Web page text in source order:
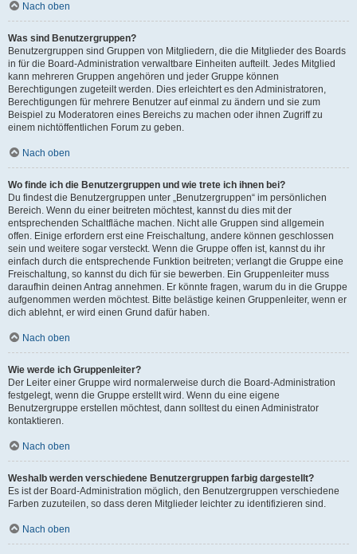
Nach oben
Was sind Benutzergruppen?
Benutzergruppen sind Gruppen von Mitgliedern, die die Mitglieder des Boards
in für die Board-Administration verwaltbare Einheiten aufteilt. Jedes Mitglied
kann mehreren Gruppen angehören und jeder Gruppe können
Berechtigungen zugeteilt werden. Dies erleichtert es den Administratoren,
Berechtigungen für mehrere Benutzer auf einmal zu ändern und sie zum
Beispiel zu Moderatoren eines Bereichs zu machen oder ihnen Zugriff zu
einem nichtöffentlichen Forum zu geben.
Nach oben
Wo finde ich die Benutzergruppen und wie trete ich ihnen bei?
Du findest die Benutzergruppen unter „Benutzergruppen“ im persönlichen
Bereich. Wenn du einer beitreten möchtest, kannst du dies mit der
entsprechenden Schaltfläche machen. Nicht alle Gruppen sind allgemein
offen. Einige erfordern erst eine Freischaltung, andere können geschlossen
sein und weitere sogar versteckt. Wenn die Gruppe offen ist, kannst du ihr
einfach durch die entsprechende Funktion beitreten; verlangt die Gruppe eine
Freischaltung, so kannst du dich für sie bewerben. Ein Gruppenleiter muss
daraufhin deinen Antrag annehmen. Er könnte fragen, warum du in die Gruppe
aufgenommen werden möchtest. Bitte belästige keinen Gruppenleiter, wenn er
dich ablehnt, er wird einen Grund dafür haben.
Nach oben
Wie werde ich Gruppenleiter?
Der Leiter einer Gruppe wird normalerweise durch die Board-Administration
festgelegt, wenn die Gruppe erstellt wird. Wenn du eine eigene
Benutzergruppe erstellen möchtest, dann solltest du einen Administrator
kontaktieren.
Nach oben
Weshalb werden verschiedene Benutzergruppen farbig dargestellt?
Es ist der Board-Administration möglich, den Benutzergruppen verschiedene
Farben zuzuteilen, so dass deren Mitglieder leichter zu identifizieren sind.
Nach oben